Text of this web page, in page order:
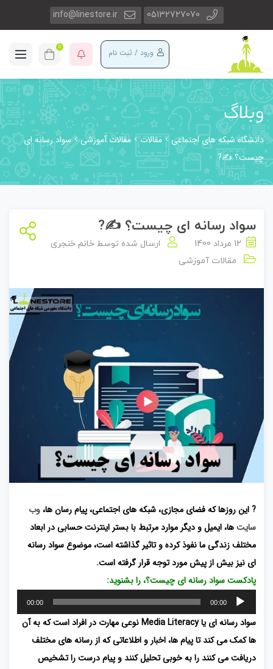
05132727070
info@linestore.ir
ورود / ثبت نام 0
وبلاگ
دانشگاه شبکه های اجتماعی مقالات مقالات آموزشی
سواد رسانه ای
چیست؟ ✍?
سواد رسانه ای چیست؟ ✍?
12 مرداد 1400 ارسال شده توسط خانم خنجری
مقالات آموزشی
? این روزها که فضای مجازی، شبکه های اجتماعی، پیام رسان ها،وب
سایتها، ایمیل و دیگر موارد مرتبط با بستر اینترنت حسابی در ابعاد
مختلف زندگی ما نفوذ کرده و تاثیر گذاشته است، موضوع سواد رسانه
ای نیز بیش از پیش مورد توجه قرار گرفته است.
پادکست سواد رسانه ای چیست؟، را بشنوید:
پخش‌کننده
صوت
00:00
00:00
سواد رسانه ای یاMedia Literacy‌نوعی مهارت در افراد است که به آن
ها کمک می کند تا پیام ها، اخبار و اطلاعاتی که از رسانه های مختلف
دریافت می کنند را به خوبی تحلیل کنند و پیام درست را تشخیص